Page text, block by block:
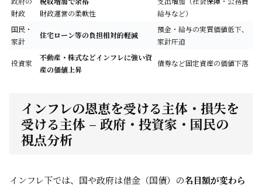
財政
財政運営の柔軟性
給与など）
国民・
家計
住宅ローン等の負担相対的軽減
預金・給与の実質価値低下、
家計圧迫
投資家
不動産・株式などインフレに強い資
産の価値上昇
債券など固定資産の価値下落
インフレの恩恵を受ける主体・損失を
受ける主体 – 政府・投資家・国民の
視点分析
インフレ下では、国や政府は借金（国債）の名目額が変わら